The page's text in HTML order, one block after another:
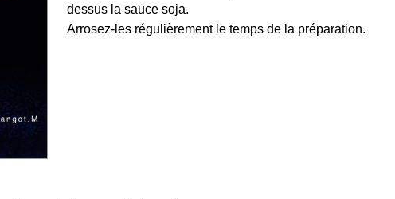
dessus la sauce soja.
Arrosez-les régulièrement le temps de la préparation.